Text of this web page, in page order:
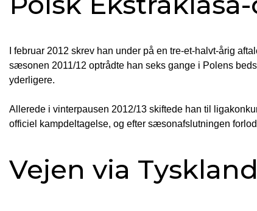
I februar 2012 skrev han under på en tre-et-halvt-årig
sæsonen 2011/12 optrådte han seks gange i Polens
yderligere.
Allerede i vinterpausen 2012/13 skiftede han til
officiel kampdeltagelse, og efter sæsonafslutningen
Vejen via